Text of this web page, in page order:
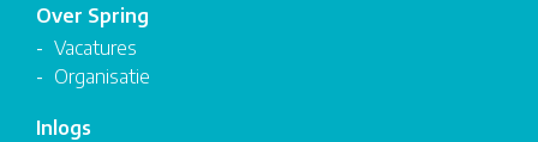
Over Spring
Vacatures
Organisatie
Inlogs